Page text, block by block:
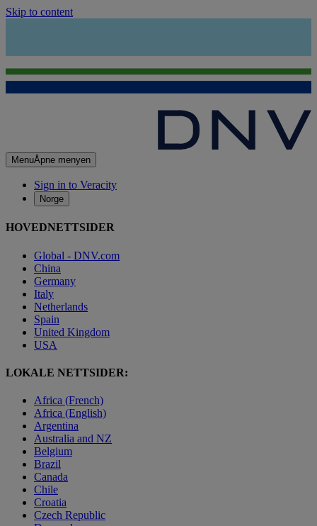
Skip to content
MenuÅpne menyen
Sign in to Veracity
Norge
HOVEDNETTSIDER
Global - DNV.com
China
Germany
Italy
Netherlands
Spain
United Kingdom
USA
LOKALE NETTSIDER:
Africa (French)
Africa (English)
Argentina
Australia and NZ
Belgium
Brazil
Canada
Chile
Croatia
Czech Republic